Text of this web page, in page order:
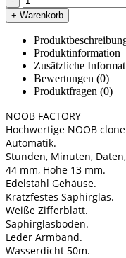
+ Warenkorb
Produktinformation
Zusätzliche
Bewertungen (0)
Produktfragen (0)
NOOB FACTORY
Hochwertige NOOB
Automatik.
Stunden, Minuten,
44 mm, Höhe 13 mm.
Edelstahl Gehäuse.
Kratzfestes Saphirglas.
Weiße Zifferblatt.
Saphirglasboden.
Leder Armband.
Wasserdicht 50m.